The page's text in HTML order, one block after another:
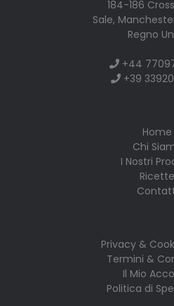
184-186
Sale,
Regno
+44
+39
Home
Chi
I Nostri
Ricette
Privacy &
Termini &
Il Mio
Politica di